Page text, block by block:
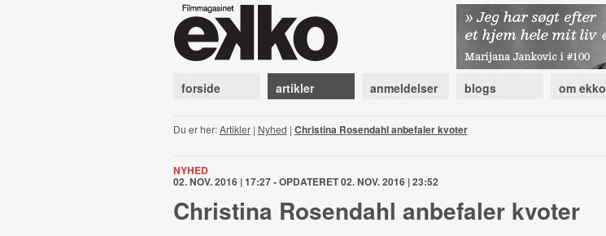
forside artikler anmeldelser blogs om ekko
Du er her:Artikler| Nyhed | Christina Rosendahl anbefaler kvoter
NYHED
02. NOV. 2016 | 17:27 - OPDATERET 02. NOV. 2016 | 23:52
Christina Rosendahl anbefaler kvoter